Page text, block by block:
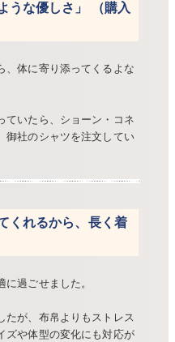
うな優しさ」 （購入
、体に寄り添ってくるよな
ていたら、ショーン・コネ
御社のシャツを注文してい
くれるから、長く着
に過ごせました。
たが、布帛よりもストレス
ズや体型の変化にも対応が